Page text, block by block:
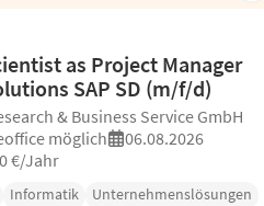
as Project Manager
SAP SD (m/f/d)
& Business Service GmbH
möglich
06.08.2026
€/Jahr
Informatik
Unternehmenslösungen